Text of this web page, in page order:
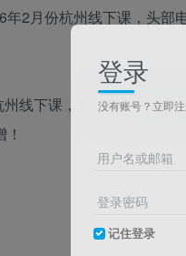
线下课，1.31日到2.2日
登录
没有账号？立即
用户名或邮箱
登录密码
记住登录